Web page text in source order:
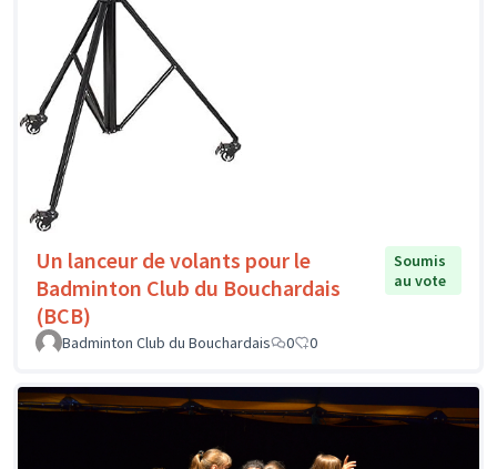
Un lanceur de volants pour le
Badminton Club du Bouchardais
(BCB)
Soumis
au vote
Badminton Club du Bouchardais 0 0